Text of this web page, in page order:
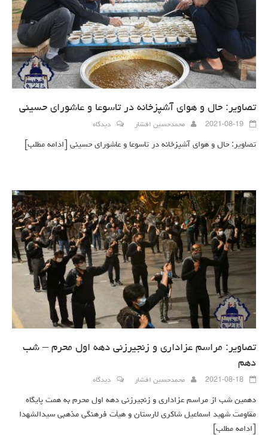
تصاویر: حال و هوای آشپزخانه در تاسوعا و عاشورای حسینی
2021-08-19 محمدحسین افشار دیدگاه
تصاویر: حال و هوای آشپزخانه در تاسوعا و عاشورای حسینی [ادامه مطلب]
تصاویر: مراسم عزاداری و زنجیرزنی دهه اول محرم – شب
دهم
2021-08-18 محمدحسین افشار دیدگاه
دهمین شب از مراسم عزاداری و زنجیرزنی دهه اول محرم به همت پایگاه
مقاومت شهید اسماعیل شاکری لارستان و هیأت فرهنگی مذهبی سیدالشهدا
[ادامه مطلب]